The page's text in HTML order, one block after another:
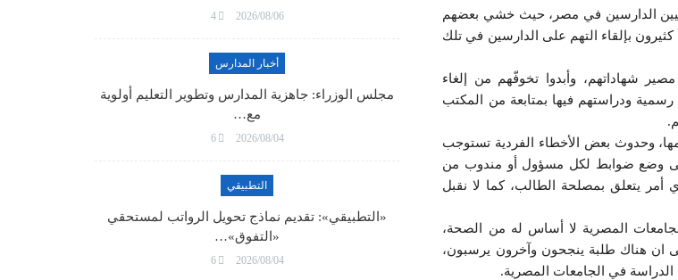
الدارسين في مصر، حيث خشي بعضهم
بإلقاء التهم على الدارسين في تلك
شهاداتهم، وأبدوا تخوفّهم من إلغاء
ودراستهم فيها بمتابعة من المكتب
وحدوث بعض الأخطاء الفردية تستوجب
على وضع ضوابط لكل مسؤول أو مندوب من
أمر يتعلق بمصلحة الطالب، كما لا نقبل
المصرية لا أساس له من الصحة،
ان هناك طلبة ينجحون وآخرون يرسبون،
في الجامعات المصرية.
2026/08/06
4
أخبار المدارس
مجلس الوزراء: جاهزية المدارس وتطوير التعليم أولوية
مع…
2026/08/04
6
التطبيقي
«التطبيقي»: تقديم نماذج تحويل الرواتب لمستحقي
«التفوق»…
2026/08/04
6